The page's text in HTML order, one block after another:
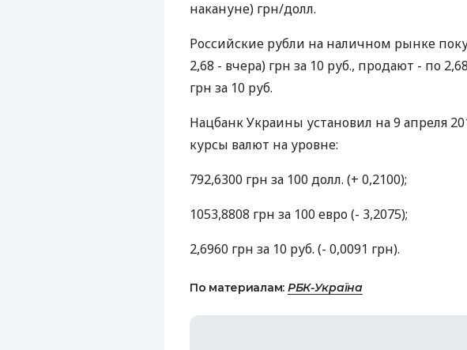
накануне) грн/долл.
Российские рубли на наличном рынке
2,68 - вчера) грн за 10 руб., продают - по
грн за 10 руб.
Нацбанк Украины установил на 9 апреля
курсы валют на уровне:
792,6300 грн за 100 долл. (+ 0,2100);
1053,8808 грн за 100 евро (- 3,2075);
2,6960 грн за 10 руб. (- 0,0091 грн).
По материалам: РБК-Україна